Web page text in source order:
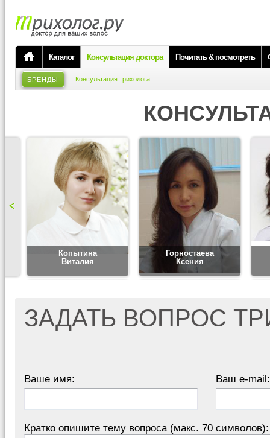
Каталог Консультация доктора Почитать & посмотреть
БРЕНДЫ Консультация трихолога
Копытина
Виталия
Горностаева
Ксения
ЗАДАТЬ ВОПРОС
Ваше имя: Ваш e-mail:
Кратко опишите тему вопроса (макс. 70 символов):